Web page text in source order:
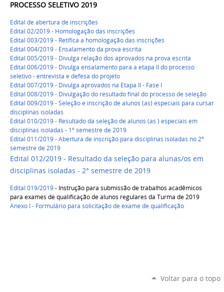
PROCESSO SELETIVO 2019
Edital de abertura de inscrições
Edital 02/2019 - Homologação das inscrições
Edital 003/2019 - Retifica a homologação das inscrições
Edital 004/2019 - Ensalamento da prova escrita
Edital 005/2019 - Divulga relação dos aprovados na prova escrita
Edital 006/2019 - Divulga ensalamento para a etapa II do processo
seletivo - entrevista e defesa do projeto
Edital 007/2019 - Divulga aprovados na Etapa II - Fase I
Edital 008/2019 - Divulgação do resultado final do processo de seleção
Edital 009/2019 - Seleção e inscrição de alunos (as) especiais para cursar
disciplinas isoladas
Edital 010/2019 - Resultado da seleção de alunos (as ) especiais em
disciplinas isoladas - 1º semestre de 2019
Edital 011/2019 - Abertura de inscrição para disciplinas isoladas no 2º
semestre de 2019
Edital 012/2019 - Resultado da seleção para alunas/os em
disciplinas isoladas - 2° semestre de 2019
Edital 019/2019- Instrução para submissão de trabalhos acadêmicos
para exames de qualificação de alunos regulares da Turma de 2019
Anexo I - Formulário para solicitação de exame de qualificação
Voltar para o topo